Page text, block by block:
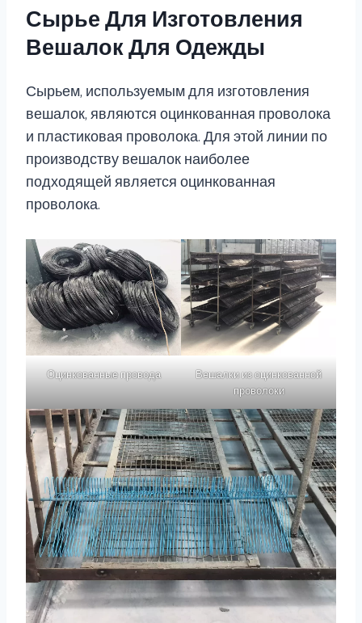
Сырье Для Изготовления
Вешалок Для Одежды
Сырьем, используемым для изготовления
вешалок, являются оцинкованная проволока
и пластиковая проволока. Для этой линии по
производству вешалок наиболее
подходящей является оцинкованная
проволока.
Оцинкованные провода
Вешалки из оцинкованной
проволоки